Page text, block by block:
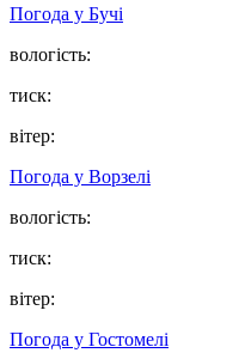
Погода у Бучі
вологість:
тиск:
вітер:
Погода у Ворзелі
вологість:
тиск:
вітер:
Погода у Гостомелі